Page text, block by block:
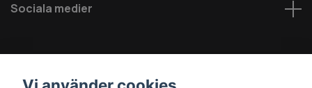
Sociala medier